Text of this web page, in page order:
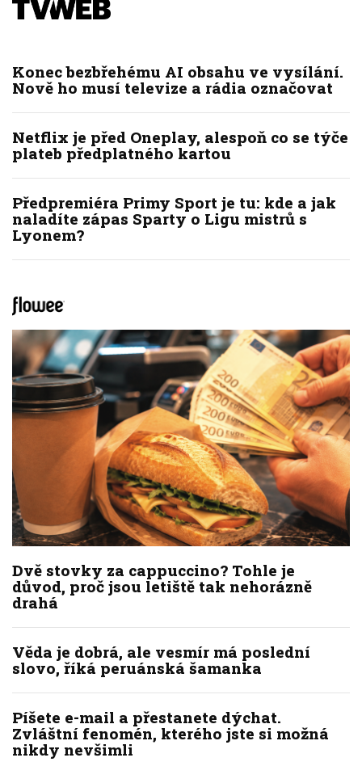
Konec bezbřehému AI obsahu ve vysílání.
Nově ho musí televize a rádia označovat
Netflix je před Oneplay, alespoň co se týče
plateb předplatného kartou
Předpremiéra Primy Sport je tu: kde a jak
naladíte zápas Sparty o Ligu mistrů s
Lyonem?
Dvě stovky za cappuccino? Tohle je
důvod, proč jsou letiště tak nehorázně
drahá
Věda je dobrá, ale vesmír má poslední
slovo, říká peruánská šamanka
Píšete e-mail a přestanete dýchat.
Zvláštní fenomén, kterého jste si možná
nikdy nevšimli